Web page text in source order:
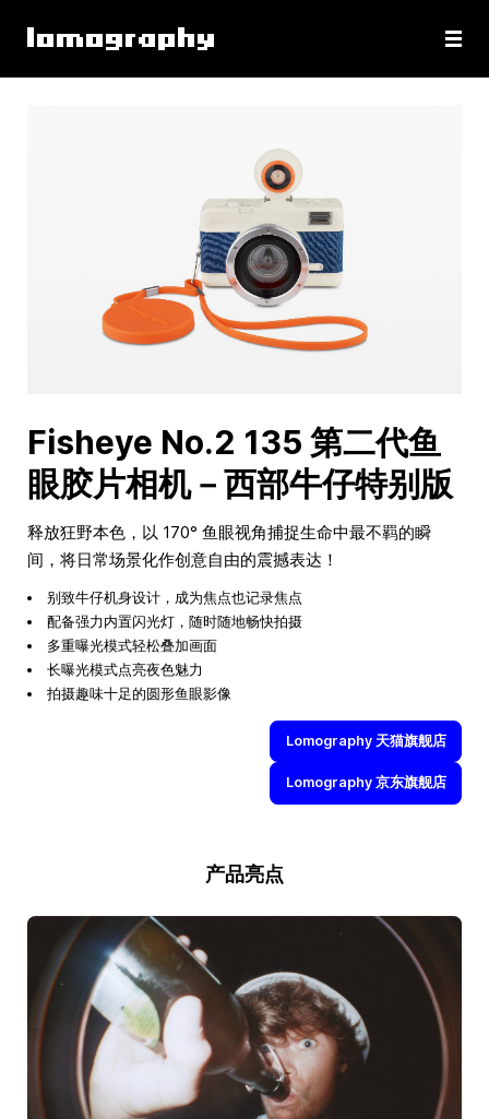
Fisheye No.2 135 第二代鱼
眼胶片相机－西部牛仔特别版
释放狂野本色，以 170° 鱼眼视角捕捉生命中最不羁的瞬
间，将日常场景化作创意自由的震撼表达！
别致牛仔机身设计，成为焦点也记录焦点
配备强力内置闪光灯，随时随地畅快拍摄
多重曝光模式轻松叠加画面
长曝光模式点亮夜色魅力
拍摄趣味十足的圆形鱼眼影像
Lomography 天猫旗舰店
Lomography 京东旗舰店
产品亮点